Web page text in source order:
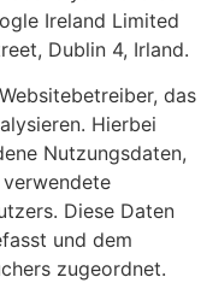
Ireland Limited
Dublin 4, Irland.
das
Hierbei
Nutzungsdaten,
Diese Daten
und dem
zugeordnet.